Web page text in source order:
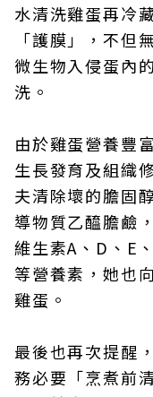
水清洗雞蛋再冷
「護膜」，不但
微生物入侵蛋內
洗。
由於雞蛋營養豐
生長發育及組織
夫清除壞的膽固
導物質乙醯膽鹼
維生素A、D、E
等營養素，她也
雞蛋。
最後也再次提醒
務必要「烹煮前